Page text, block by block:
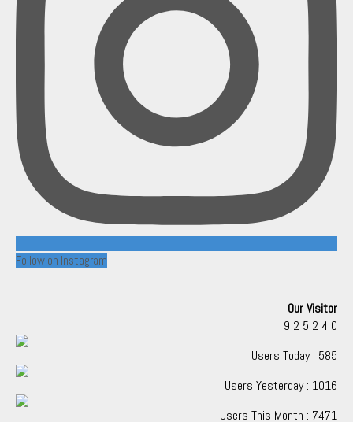
Follow on Instagram
Our Visitor
9 2 5 2 4 0
Users Today : 585
Users Yesterday : 1016
Users This Month : 7471